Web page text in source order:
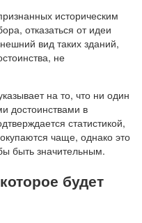
историческим
отказаться от идеи
вид таких зданий,
не
на то, что ни один
достоинствами в
статистикой,
чаще, однако это
быть значительным.
будет